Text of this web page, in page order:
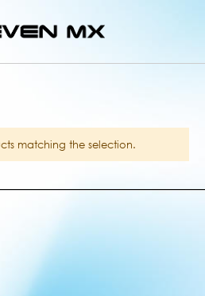
to
Content
matching the selection.